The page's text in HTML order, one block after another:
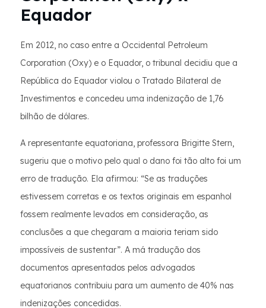
Equador
Em 2012, no caso entre a Occidental Petroleum
Corporation (Oxy) e o Equador, o tribunal decidiu que a
República do Equador violou o Tratado Bilateral de
Investimentos e concedeu uma indenização de 1,76
bilhão de dólares.
A representante equatoriana, professora Brigitte Stern,
sugeriu que o motivo pelo qual o dano foi tão alto foi um
erro de tradução. Ela afirmou: “Se as traduções
estivessem corretas e os textos originais em espanhol
fossem realmente levados em consideração, as
conclusões a que chegaram a maioria teriam sido
impossíveis de sustentar”. A má tradução dos
documentos apresentados pelos advogados
equatorianos contribuiu para um aumento de 40% nas
indenizações concedidas.